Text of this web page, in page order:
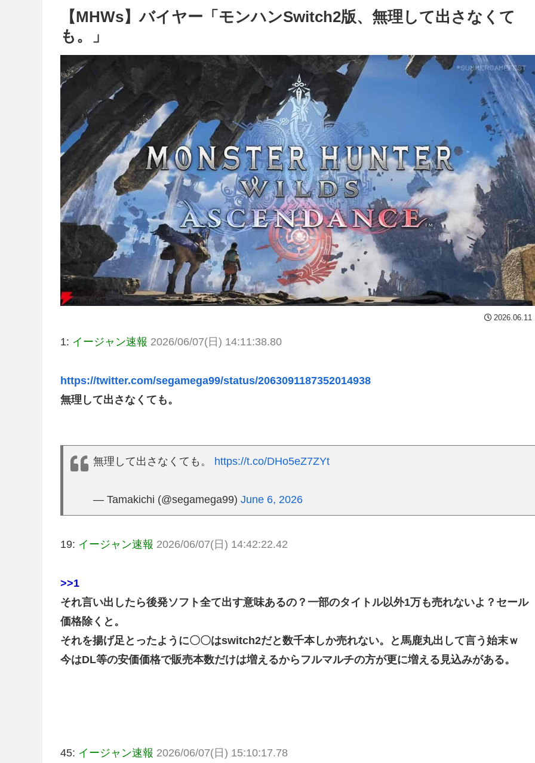
【MHWs】バイヤー「モンハンSwitch2版、無理して出さなくて
も。」
2026.06.11
1: イージャン速報 2026/06/07(日) 14:11:38.80
https://twitter.com/segamega99/status/2063091187352014938
無理して出さなくても。
無理して出さなくても。 https://t.co/DHo5eZ7ZYt
— Tamakichi (@segamega99) June 6, 2026
19: イージャン速報 2026/06/07(日) 14:42:22.42
>>1
それ言い出したら後発ソフト全て出す意味あるの？一部のタイトル以外1万も売れないよ？セール
価格除くと。
それを揚げ足とったように〇〇はswitch2だと数千本しか売れない。と馬鹿丸出して言う始末ｗ
今はDL等の安価価格で販売本数だけは増えるからフルマルチの方が更に増える見込みがある。
45: イージャン速報 2026/06/07(日) 15:10:17.78